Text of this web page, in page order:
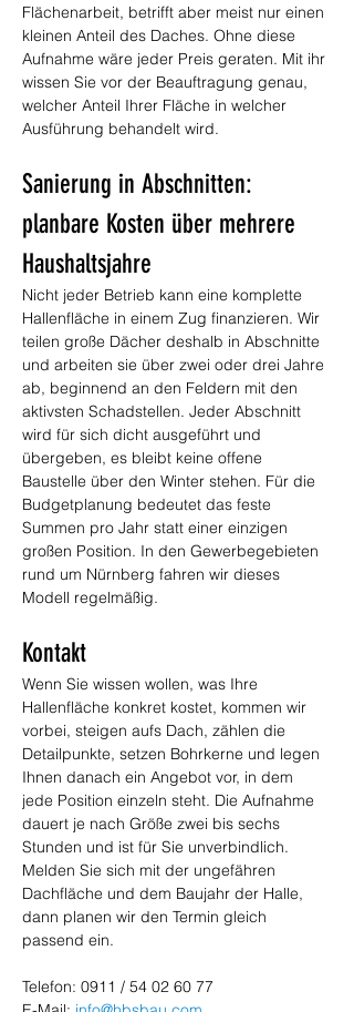
Flächenarbeit, betrifft aber meist nur einen
kleinen Anteil des Daches. Ohne diese
Aufnahme wäre jeder Preis geraten. Mit ihr
wissen Sie vor der Beauftragung genau,
welcher Anteil Ihrer Fläche in welcher
Ausführung behandelt wird.
Sanierung in Abschnitten:
planbare Kosten über mehrere
Haushaltsjahre
Nicht jeder Betrieb kann eine komplette
Hallenfläche in einem Zug finanzieren. Wir
teilen große Dächer deshalb in Abschnitte
und arbeiten sie über zwei oder drei Jahre
ab, beginnend an den Feldern mit den
aktivsten Schadstellen. Jeder Abschnitt
wird für sich dicht ausgeführt und
übergeben, es bleibt keine offene
Baustelle über den Winter stehen. Für die
Budgetplanung bedeutet das feste
Summen pro Jahr statt einer einzigen
großen Position. In den Gewerbegebieten
rund um Nürnberg fahren wir dieses
Modell regelmäßig.
Kontakt
Wenn Sie wissen wollen, was Ihre
Hallenfläche konkret kostet, kommen wir
vorbei, steigen aufs Dach, zählen die
Detailpunkte, setzen Bohrkerne und legen
Ihnen danach ein Angebot vor, in dem
jede Position einzeln steht. Die Aufnahme
dauert je nach Größe zwei bis sechs
Stunden und ist für Sie unverbindlich.
Melden Sie sich mit der ungefähren
Dachfläche und dem Baujahr der Halle,
dann planen wir den Termin gleich
passend ein.
Telefon: 0911 / 54 02 60 77